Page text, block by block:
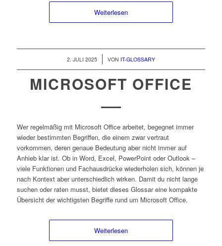
Weiterlesen
2. JULI 2025 VON IT-GLOSSARY
MICROSOFT OFFICE
Wer regelmäßig mit Microsoft Office arbeitet, begegnet immer
wieder bestimmten Begriffen, die einem zwar vertraut
vorkommen, deren genaue Bedeutung aber nicht immer auf
Anhieb klar ist. Ob in Word, Excel, PowerPoint oder Outlook –
viele Funktionen und Fachausdrücke wiederholen sich, können je
nach Kontext aber unterschiedlich wirken. Damit du nicht lange
suchen oder raten musst, bietet dieses Glossar eine kompakte
Übersicht der wichtigsten Begriffe rund um Microsoft Office.
Weiterlesen